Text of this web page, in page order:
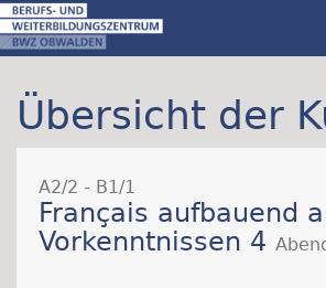
Übersicht der
A2/2 - B1/1
Français aufbauend
Vorkenntnissen 4